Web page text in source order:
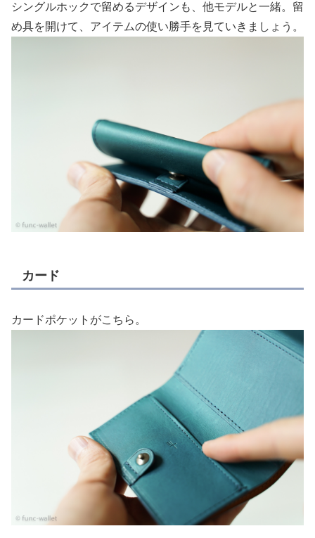
シングルホックで留めるデザインも、他モデルと一緒。留
め具を開けて、アイテムの使い勝手を見ていきましょう。
カード
カードポケットがこちら。